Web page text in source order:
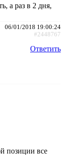
а раз в 2 дня,
06/01/2018 19:00:24
#2448767
Ответить
позиции все